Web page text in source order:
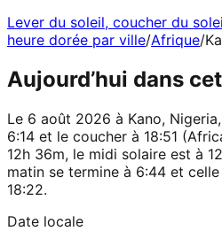
Lever du soleil, coucher du
heure dorée par ville/Afrique/
Aujourd’hui dans
Le 6 août 2026 à Kano,
6:14 et le coucher à 18:51
12h 36m, le midi solaire est à
matin se termine à 6:44 et
18:22.
Date locale